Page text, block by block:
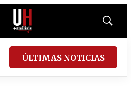
Mostrar
ÚLTIMAS NOTICIAS